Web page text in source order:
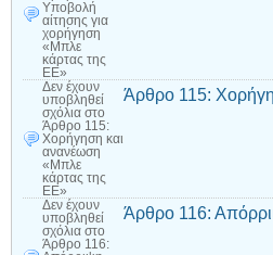
Υποβολή
αίτησης για
χορήγηση
«Μπλε
κάρτας της
ΕΕ»
Δεν έχουν
υποβληθεί
σχόλια στο
Άρθρο 115:
Χορήγηση και
ανανέωση
«Μπλε
κάρτας της
ΕΕ»
Άρθρο 115:
Δεν έχουν
υποβληθεί
σχόλια στο
Άρθρο 116:
Άρθρο 116: